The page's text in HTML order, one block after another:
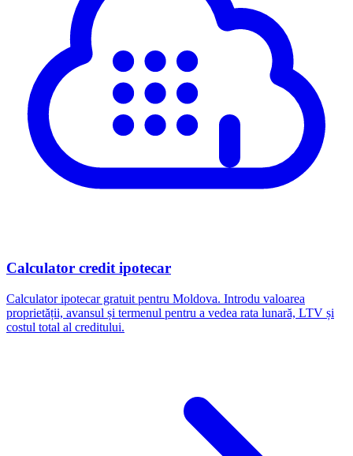
Calculator credit ipotecar
Calculator ipotecar gratuit pentru Moldova. Introdu valoarea
proprietății, avansul și termenul pentru a vedea rata lunară, LTV și
costul total al creditului.